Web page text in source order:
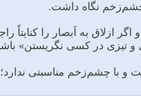
چشم‌زخم نگاه داشت.
ازلاق به اَبصار را كنایتاً
و تیزى در كسى نگریستن»
چشم‌زخم مناسبتى ندارد؛